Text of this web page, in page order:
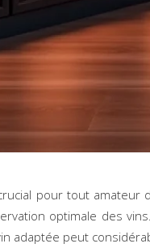
pour tout
optimale des
adaptée peut